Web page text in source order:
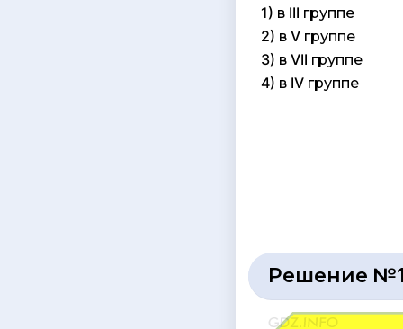
1) в III группе
2) в V группе
3) в VII группе
4) в IV группе
Решение